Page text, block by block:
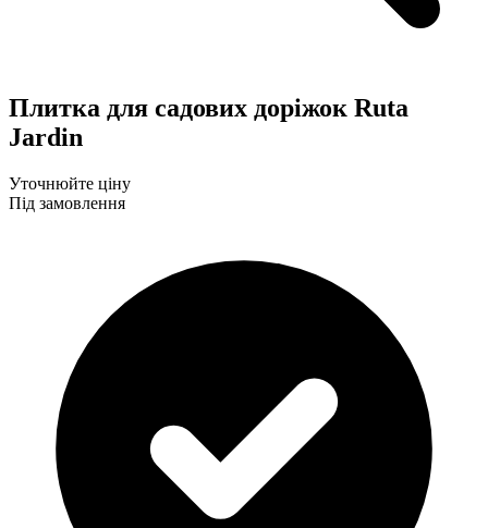
Плитка для садових доріжок Ruta
Jardin
Уточнюйте ціну
Під замовлення